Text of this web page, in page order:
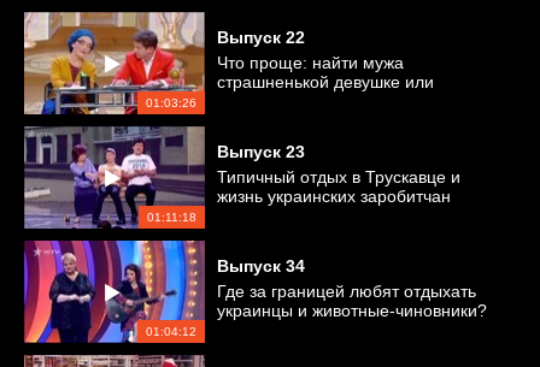
01:03:26
Выпуск 22
Что проще: найти мужа
страшненькой девушке или
01:11:18
Выпуск 23
Типичный отдых в Трускавце и
жизнь украинских заробитчан
01:04:12
Выпуск 34
Где за границей любят отдыхать
украинцы и животные-чиновники?